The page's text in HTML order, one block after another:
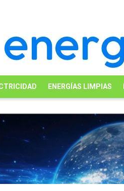
ENERGÍAS LIMPIAS